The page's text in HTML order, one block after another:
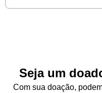
Seja um
Com sua doação,